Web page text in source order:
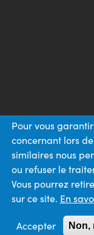
Pour vous
concernant lors
similaires nous
ou refuser le
Vous pourrez
sur ce site. En
Accepter Non,